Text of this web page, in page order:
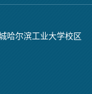
城哈尔滨工业大学校